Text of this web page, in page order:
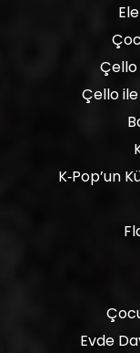
Çello
Çello
K‑Pop’un
Evde